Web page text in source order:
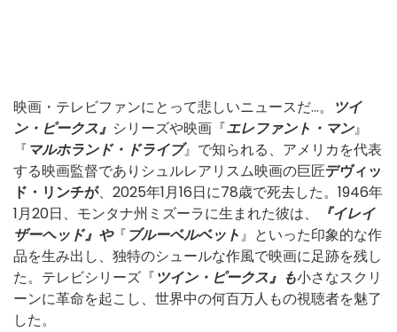
映画・テレビファンにとって悲しいニュースだ...。
ツイ
ン・ピークス』 シリーズや映画『エレファント・マン』
『マルホランド・ドライブ』で知られる、アメリカを代表
する映画監督でありシュルレアリスム映画の巨匠デヴィッ
ド・リンチが、2025年1月16日に78歳で死去した。1946年
1月20日、モンタナ州ミズーラに生まれた彼は、
『イレイ
ザーヘッド』や『ブルーベルベット』といった印象的な作
品を生み出し、独特のシュールな作風で映画に足跡を残し
た。テレビシリーズ『ツイン・ピークス』も小さなスクリ
ーンに革命を起こし、世界中の何百万人もの視聴者を魅了
した。